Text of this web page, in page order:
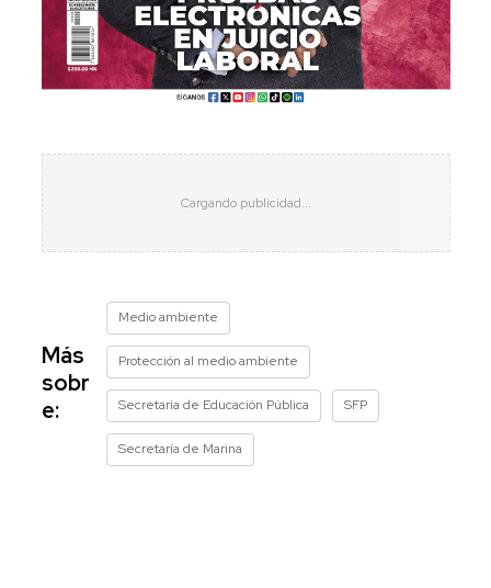
Más
sobr
e:
Medio ambiente
Protección al medio ambiente
Secretaría de Educación Pública SFP
Secretaría de Marina